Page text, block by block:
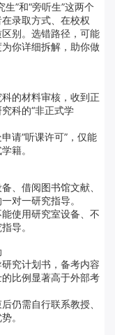
”和“旁听生”这两个
录取方式、在校权
别。选错路径，可能
为你详细拆解，助你做
的材料审核，收到正
科的“非正式学
请“听课许可”，仅能
籍。
、借阅图书馆文献、
对一研究指导。
使用研究室设备、不
导。
究计划书，备考内容
比例显著高于外部考
仍需自行联系教授、
。